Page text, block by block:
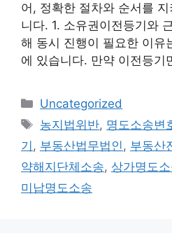
어, 정확한 절차와 순서를
니다. 1. 소유권이전등기와
해 동시 진행이 필요한 이유
에 있습니다. 만약 이전등기
Categories
Uncategorized
Tags
농지법위반, 명도소송변
기 , 부동산법무법인, 부동산
약해지단체소송, 상가명도
미납명도소송